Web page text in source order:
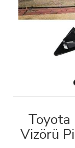
Toyota
Vizörü